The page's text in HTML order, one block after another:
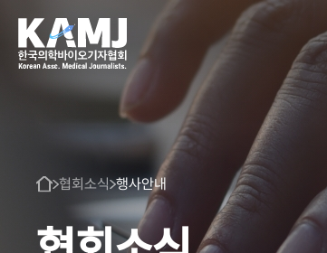
협회소식 행사안내